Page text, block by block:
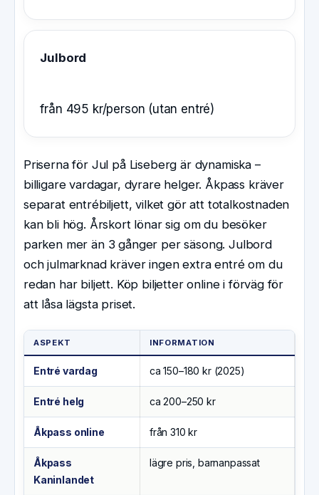
Julbord
från 495 kr/person (utan entré)
Priserna för Jul på Liseberg är dynamiska –
billigare vardagar, dyrare helger. Åkpass kräver
separat entrébiljett, vilket gör att totalkostnaden
kan bli hög. Årskort lönar sig om du besöker
parken mer än 3 gånger per säsong. Julbord
och julmarknad kräver ingen extra entré om du
redan har biljett. Köp biljetter online i förväg för
att låsa lägsta priset.
ASPEKT INFORMATION
Entré vardag ca 150–180 kr (2025)
Entré helg ca 200–250 kr
Åkpass online från 310 kr
Åkpass
Kaninlandet
lägre pris, barnanpassat